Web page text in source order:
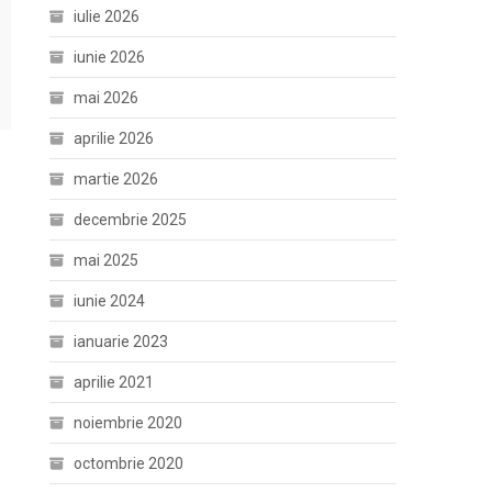
iulie 2026
iunie 2026
mai 2026
aprilie 2026
martie 2026
decembrie 2025
mai 2025
iunie 2024
ianuarie 2023
aprilie 2021
noiembrie 2020
octombrie 2020